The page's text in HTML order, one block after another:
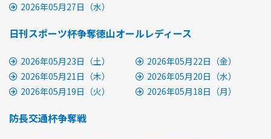
2026年05月27日（水）
日刊スポーツ杯争奪徳山オールレディース
2026年05月23日（土）
2026年05月22日（金）
2026年05月21日（木）
2026年05月20日（水）
2026年05月19日（火）
2026年05月18日（月）
防長交通杯争奪戦